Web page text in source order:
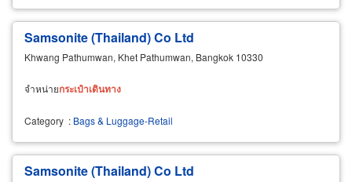
Samsonite (Thailand) Co Ltd
Khwang Pathumwan, Khet Pathumwan, Bangkok 10330
จำหน่ายกระเป๋าเดินทาง
Category : Bags & Luggage-Retail
Samsonite (Thailand) Co Ltd